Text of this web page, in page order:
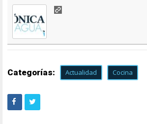
Categorías: Actualidad Cocina